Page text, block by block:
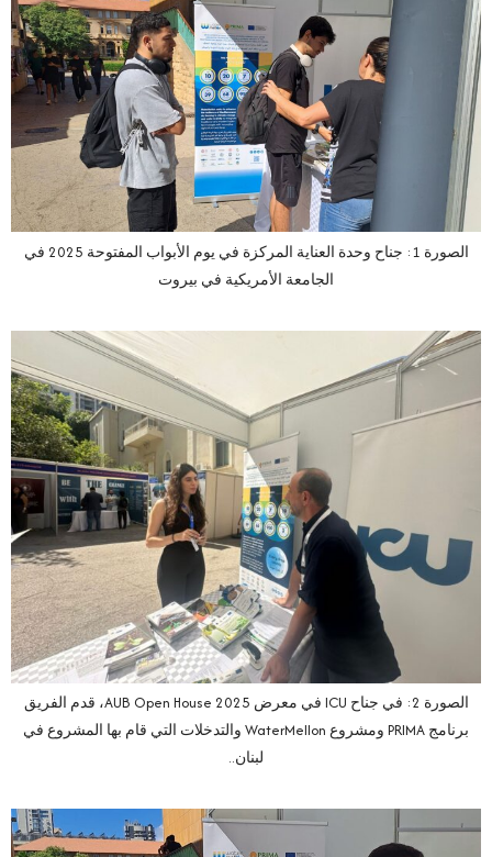
الصورة 1: جناح وحدة العناية المركزة في يوم الأبواب المفتوحة 2025 في
الجامعة الأمريكية في بيروت
الصورة 2: في جناح ICU في معرض AUB Open House 2025، قدم الفريق
برنامج PRIMA ومشروع WaterMellon والتدخلات التي قام بها المشروع في
لبنان..